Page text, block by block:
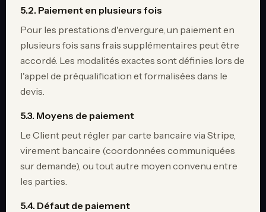
5.2. Paiement en plusieurs fois
Pour les prestations d'envergure, un paiement en
plusieurs fois sans frais supplémentaires peut être
accordé. Les modalités exactes sont définies lors de
l'appel de préqualification et formalisées dans le
devis.
5.3. Moyens de paiement
Le Client peut régler par carte bancaire via Stripe,
virement bancaire (coordonnées communiquées
sur demande), ou tout autre moyen convenu entre
les parties.
5.4. Défaut de paiement